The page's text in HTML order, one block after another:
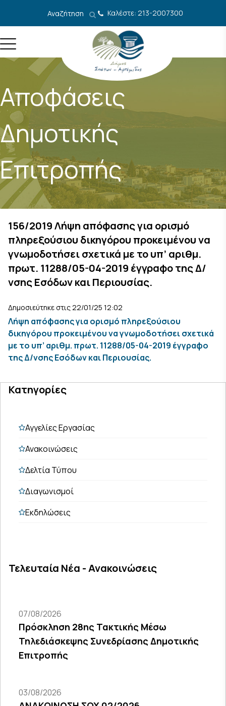
Αναζήτηση Καλέστε: 213-2007300
Αποφάσεις
Δημοτικής
Επιτροπής
156/2019 Λήψη απόφασης για ορισμό
πληρεξούσιου δικηγόρου προκειμένου να
γνωμοδοτήσει σχετικά με το υπ’ αριθμ.
πρωτ. 11288/05-04-2019 έγγραφο της Δ/
νσης Εσόδων και Περιουσίας.
Δημοσιεύτηκε στις 22/01/25 12:02
Λήψη απόφασης για ορισμό πληρεξούσιου
δικηγόρου προκειμένου να γνωμοδοτήσει σχετικά
με το υπ’ αριθμ. πρωτ. 11288/05-04-2019 έγγραφο
της Δ/νσης Εσόδων και Περιουσίας.
Κατηγορίες
Αγγελίες Εργασίας
Ανακοινώσεις
Δελτία Τύπου
Διαγωνισμοί
Εκδηλώσεις
Τελευταία Νέα - Ανακοινώσεις
07/08/2026
Πρόσκληση 28ης Τακτικής Μέσω
Τηλεδιάσκεψης Συνεδρίασης Δημοτικής
Επιτροπής
03/08/2026